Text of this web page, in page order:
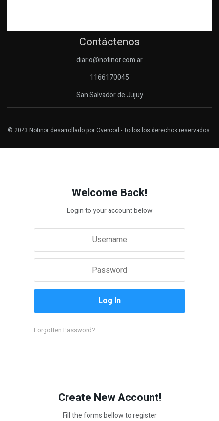
Contáctenos
diario@notinor.com.ar
1166170045
San Salvador de Jujuy
© 2023 Notinor desarrollado por Overcod - Todos los derechos reservados.
Welcome Back!
Login to your account below
Forgotten Password?
Create New Account!
Fill the forms bellow to register